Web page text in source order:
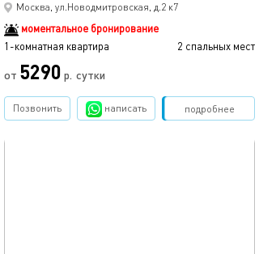
Москва, ул.Новодмитровская, д.2 к7
моментальное бронирование
1-комнатная квартира
2 спальных мест
от 5290 р. сутки
подробнее
Позвонить написать Забронировать